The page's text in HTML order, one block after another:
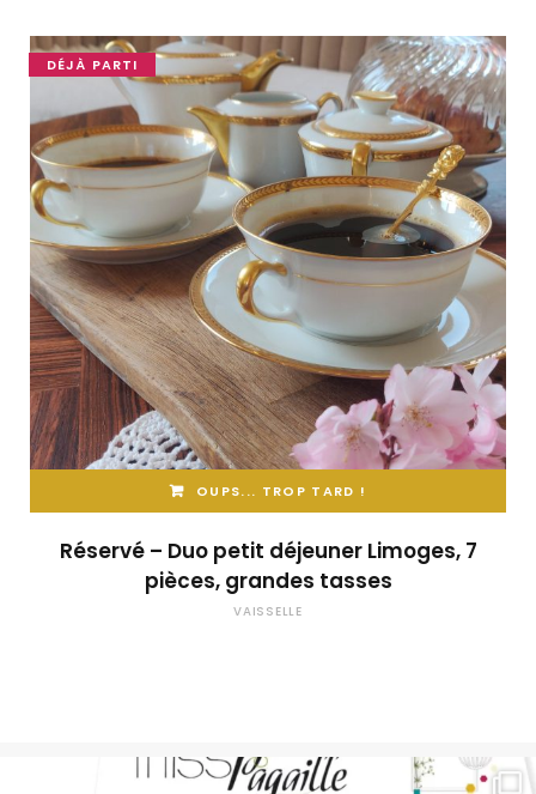
DÉJÀ PARTI
OUPS... TROP TARD !
Réservé – Duo petit déjeuner Limoges, 7
pièces, grandes tasses
VAISSELLE